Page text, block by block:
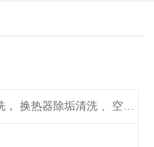
工业设备清洗， 换热器除垢清洗 、空调清洗等